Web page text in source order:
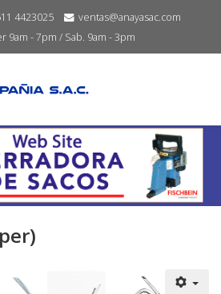
4423025
ventas@anayasac.com
9am - 7pm / Sab. 9am - 3pm